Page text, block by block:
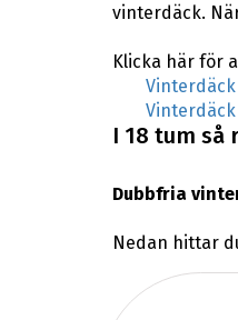
vinterdäck.
Klicka här för
Vinterdäck
Vinterdäck
I 18 tum så
Dubbfria
Nedan hittar